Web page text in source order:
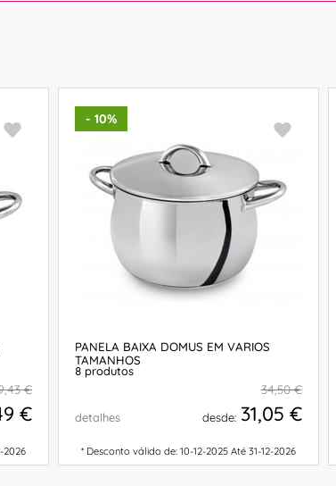
€
€
2026
- 10%
PANELA BAIXA DOMUS EM VARIOS
TAMANHOS
8 produtos
detalhes desde:
34,50 €
31,05 €
* Desconto válido de: 10-12-2025 Até 31-12-2026